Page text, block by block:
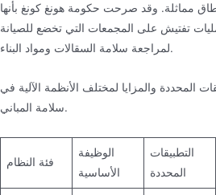
مماثلة. وقد صرحت حكومة هونغ كونغ بأنها
تفتيش على المجمعات التي تخضع للصيانة
لمراجعة سلامة السقالات ومواد البناء.
المحددة والمزايا لمختلف الأنظمة الآلية في
سلامة المباني.
فئة النظام
الوظيفة
الأساسية
التطبيقات
المحددة